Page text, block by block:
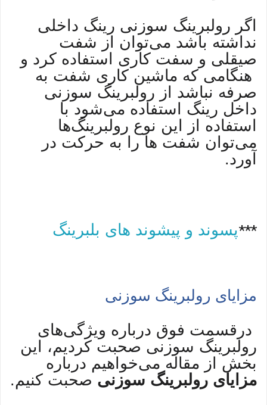
اگر رولبرینگ سوزنی رینگ داخلی
نداشته باشد می‌توان از شفت
صیقلی و سفت کاری استفاده کرد و
هنگامی که ماشین کاری شفت به
صرفه نباشد از رولبرینگ سوزنی
داخل رینگ استفاده می‌شود با
استفاده از این نوع رولبرینگ‌ها
می‌توان شفت ها را به حرکت در
آورد.
***پسوند و پیشوند های بلبرینگ
مزایای رولبرینگ سوزنی
درقسمت فوق درباره ویژگی‌های
رولبرینگ سوزنی صحبت کردیم، این
بخش از مقاله می‌خواهیم درباره
مزایای رولبرینگ سوزنی صحبت کنیم.